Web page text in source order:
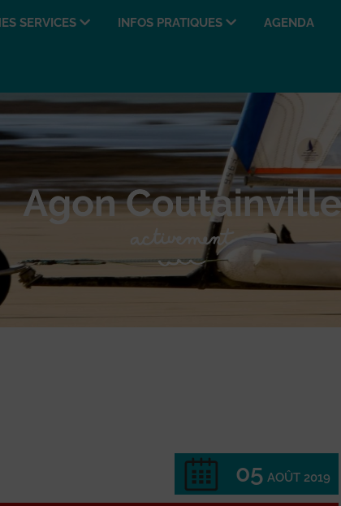
SERVICES INFOS PRATIQUES AGENDA
05 AOÛT 2019